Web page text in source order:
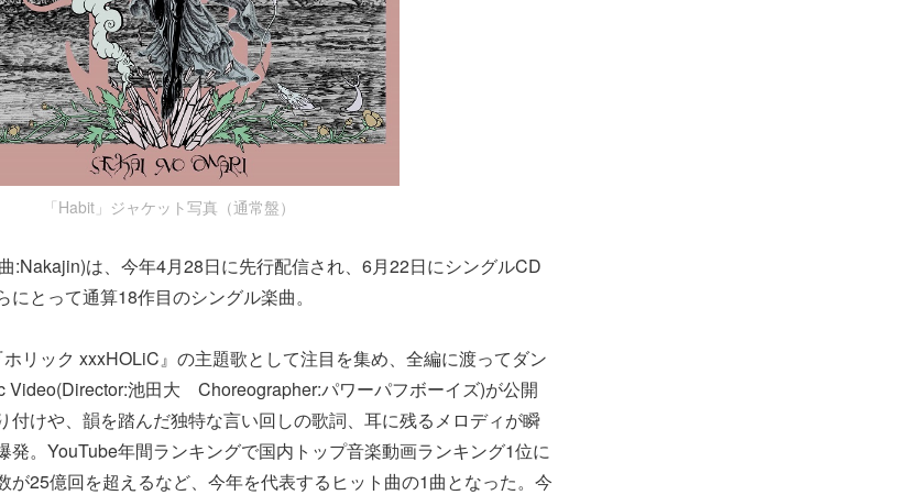
「Habit」ジャケット写真（通常盤）
:Nakajin)は、今年4月28日に先行配信され、6月22日にシングルCD
とって通算18作目のシングル楽曲。
リック xxxHOLiC』の主題歌として注目を集め、全編に渡ってダン
Video(Director:池田大 Choreographer:パワーパフボーイズ)が公開
付けや、韻を踏んだ独特な言い回しの歌詞、耳に残るメロディが瞬
発。YouTube年間ランキングで国内トップ音楽動画ランキング1位に
が25億回を超えるなど、今年を代表するヒット曲の1曲となった。今